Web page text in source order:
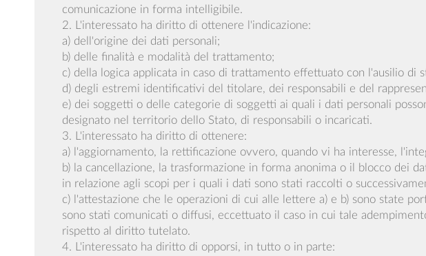
comunicazione in forma intelligibile.
2. L'interessato ha diritto di ottenere l'indicazione:
a) dell'origine dei dati personali;
b) delle finalità e modalità del trattamento;
c) della logica applicata in caso di trattamento effettuato con l'ausilio di
d) degli estremi identificativi del titolare, dei responsabili e del
e) dei soggetti o delle categorie di soggetti ai quali i dati personali
designato nel territorio dello Stato, di responsabili o incaricati.
3. L'interessato ha diritto di ottenere:
a) l'aggiornamento, la rettificazione ovvero, quando vi ha interesse,
b) la cancellazione, la trasformazione in forma anonima o il blocco dei
in relazione agli scopi per i quali i dati sono stati raccolti o
c) l'attestazione che le operazioni di cui alle lettere a) e b) sono state
sono stati comunicati o diffusi, eccettuato il caso in cui tale
rispetto al diritto tutelato.
4. L'interessato ha diritto di opporsi, in tutto o in parte: